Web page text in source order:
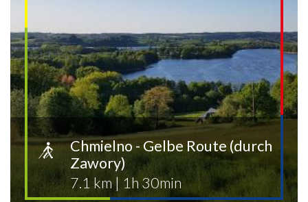
Chmielno - Gelbe Route (durch
Zawory)
7.1 km| 1h 30min